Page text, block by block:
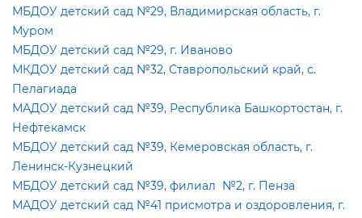
МБДОУ детский сад №29, Владимирская область, г.
Муром
МБДОУ детский сад №29, г. Иваново
МКДОУ детский сад №32, Ставропольский край, с.
Пелагиада
МАДОУ детский сад №39, Республика Башкортостан, г.
Нефтекамск
МБДОУ детский сад №39, Кемеровская область, г.
Ленинск-Кузнецкий
МБДОУ детский сад №39, филиал №2, г. Пенза
МАДОУ детский сад №41 присмотра и оздоровления, г.